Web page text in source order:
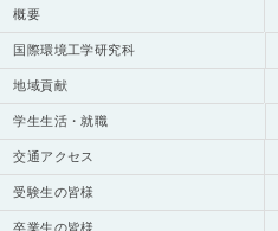
概要
国際環境工学研究科
地域貢献
学生生活・就職
交通アクセス
受験生の皆様
卒業生の皆様